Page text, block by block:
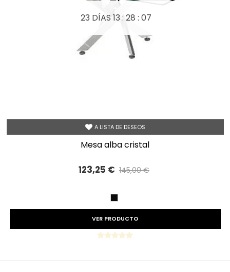
A LISTA DE DESEOS
23 DÍAS 13 : 28 : 05
mesa alba cristal
123,25 € 145,00 €
NEGRO
VER PRODUCTO